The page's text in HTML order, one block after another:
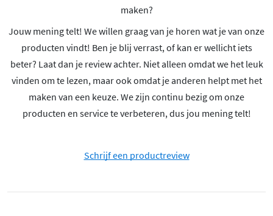
maken?
Jouw mening telt! We willen graag van je horen wat je van onze
producten vindt! Ben je blij verrast, of kan er wellicht iets
beter? Laat dan je review achter. Niet alleen omdat we het leuk
vinden om te lezen, maar ook omdat je anderen helpt met het
maken van een keuze. We zijn continu bezig om onze
producten en service te verbeteren, dus jou mening telt!
Schrijf een productreview